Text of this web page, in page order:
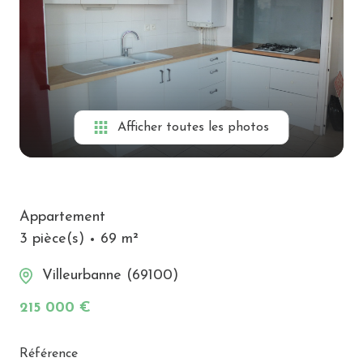
Alerte
mail
Biens
vendus
Contact
Afficher toutes les photos
Appartement
3 pièce(s)
69 m²
Villeurbanne (69100)
215 000 €
Référence